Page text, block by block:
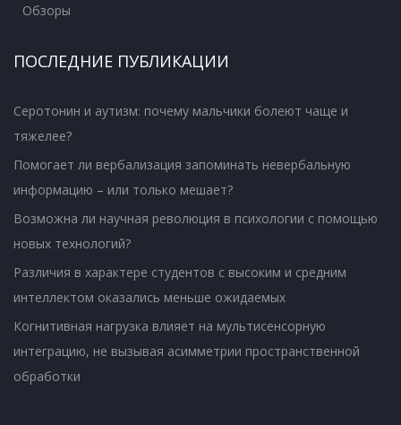
Обзоры
ПОСЛЕДНИЕ ПУБЛИКАЦИИ
Серотонин и аутизм: почему мальчики болеют чаще и
тяжелее?
Помогает ли вербализация запоминать невербальную
информацию – или только мешает?
Возможна ли научная революция в психологии с помощью
новых технологий?
Различия в характере студентов с высоким и средним
интеллектом оказались меньше ожидаемых
Когнитивная нагрузка влияет на мультисенсорную
интеграцию, не вызывая асимметрии пространственной
обработки